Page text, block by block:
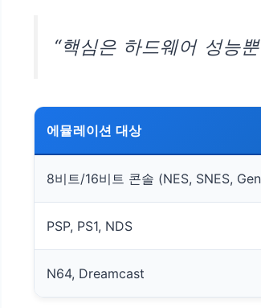
“핵심은 하드웨어 성능
에뮬레이션 대상
8비트/16비트 콘솔 (NES, SNES,
PSP, PS1, NDS
N64, Dreamcast